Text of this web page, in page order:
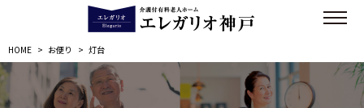
HOME > お便り > 灯台